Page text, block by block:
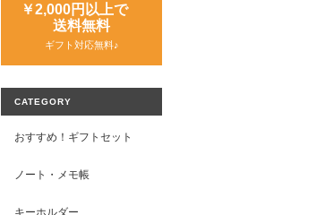
￥2,000円以上で
送料無料
ギフト対応無料♪
CATEGORY
おすすめ！ギフトセット
ノート・メモ帳
キーホルダー